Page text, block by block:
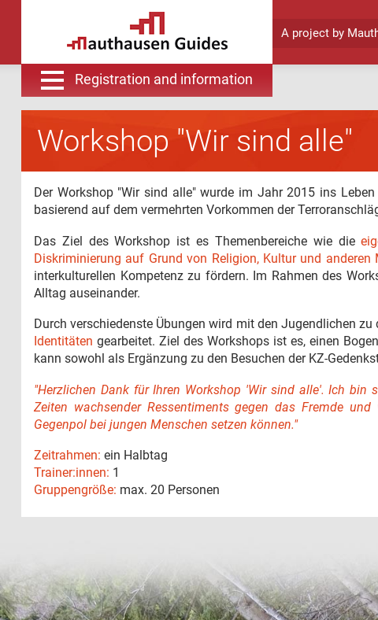
A project by
Registration and information
Workshop "Wir sind alle"
Der Workshop "Wir sind alle" wurde im Jahr 2015 ins
basierend auf dem vermehrten Vorkommen der
Das Ziel des Workshop ist es Themenbereiche wie die
Diskriminierung auf Grund von Religion, Kultur und anderen
interkulturellen Kompetenz zu fördern. Im Rahmen des
Alltag auseinander.
Durch verschiedenste Übungen wird mit den Jugendlichen zu
Identitäten gearbeitet. Ziel des Workshops ist es, einen
kann sowohl als Ergänzung zu den Besuchen der KZ-
"Herzlichen Dank für Ihren Workshop 'Wir sind alle'. Ich bin
Zeiten wachsender Ressentiments gegen das Fremde
Gegenpol bei jungen Menschen setzen können."
Zeitrahmen: ein Halbtag
Trainer:innen: 1
Gruppengröße: max. 20 Personen